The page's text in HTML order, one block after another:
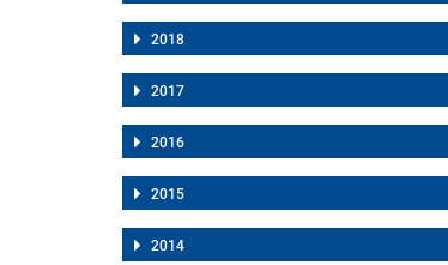
2018
2017
2016
2015
2014